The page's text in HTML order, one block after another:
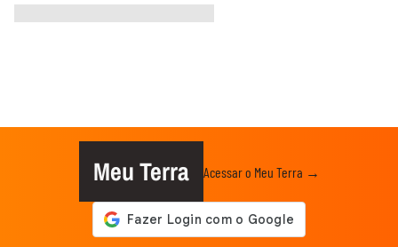
Meu Terra Acessar o Meu Terra →